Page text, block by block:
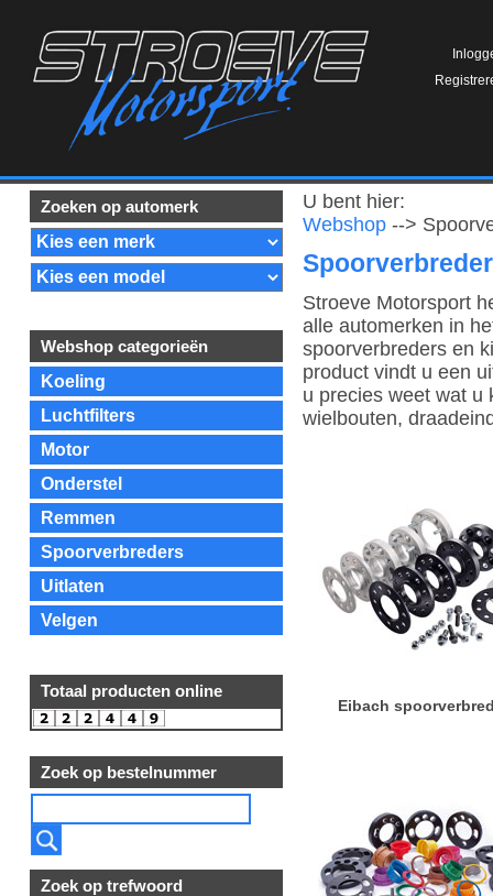
Zoeken op automerk
Webshop categorieën
Koeling
Luchtfilters
Motor
Onderstel
Remmen
Spoorverbreders
Uitlaten
Velgen
Totaal producten online
Zoek op bestelnummer
Zoek op trefwoord
U bent hier:
Webshop -->
Stroeve Motorsport
alle automerken in
spoorverbreders en
product vindt u een
u precies weet wat u
wielbouten,
Eibach